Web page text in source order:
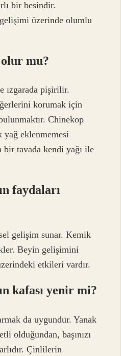
bir besindir.
üzerinde olumlu
mu?
ızgarada pişirilir.
korumak için
Chinekop
yağ eklenmemesi
bir tavada kendi yağı ile
faydaları
gelişim sunar. Kemik
Beyin gelişimini
etkileri vardır.
kafası yenir mi?
da uygundur. Yanak
olduğundan, başınızı
Çinlilerin